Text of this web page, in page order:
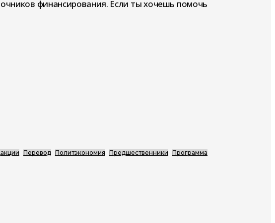
финансирования. Если ты хочешь помочь
Перевод Политэкономия Предшественники
Программа